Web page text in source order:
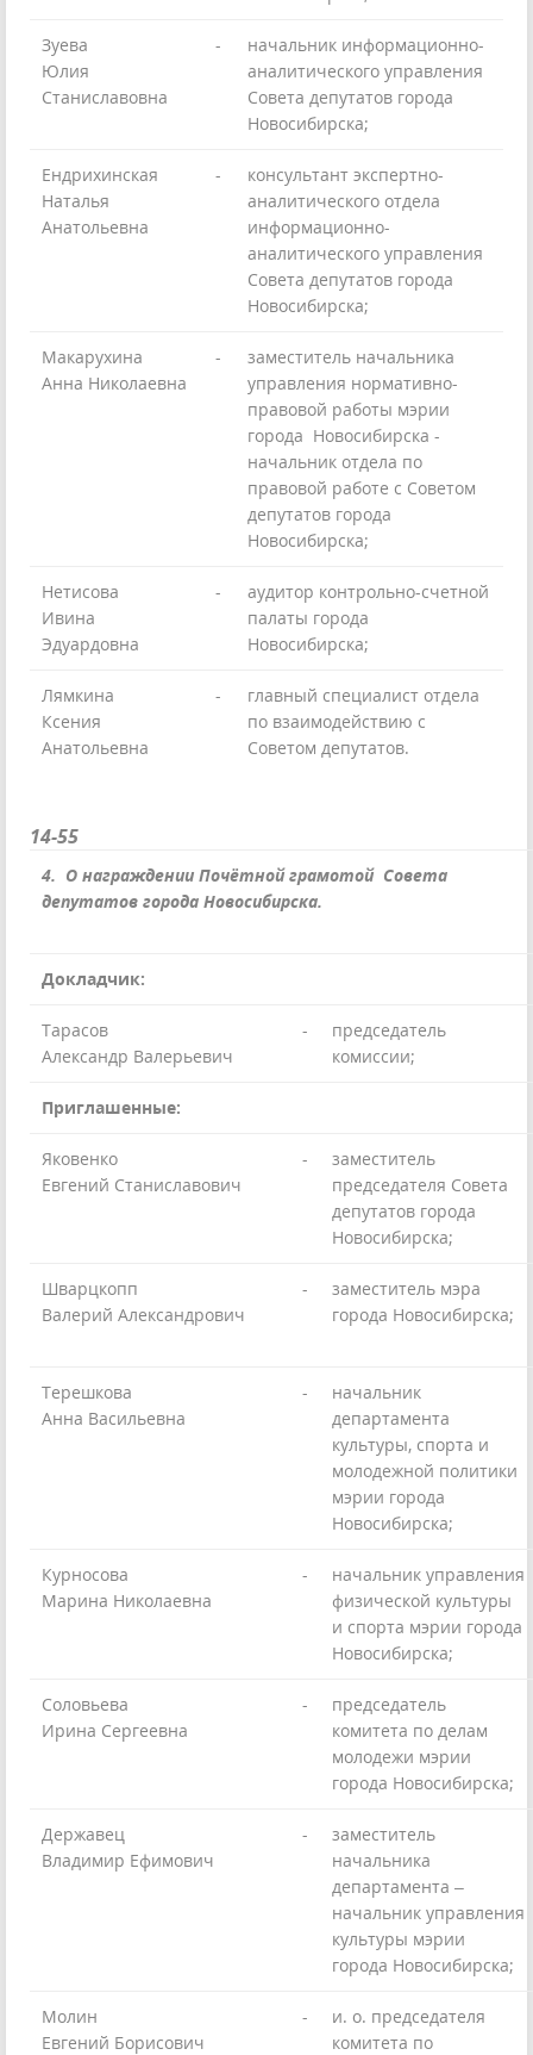
Зуева
Юлия
Станиславовна
-
начальник информационно-
аналитического управления
Совета депутатов города
Новосибирска;
Ендрихинская
Наталья
Анатольевна
-
консультант экспертно-
аналитического отдела
информационно-
аналитического управления
Совета депутатов города
Новосибирска;
Макарухина
Анна Николаевна
-
заместитель начальника
управления нормативно-
правовой работы мэрии
города Новосибирска -
начальник отдела по
правовой работе с Советом
депутатов города
Новосибирска;
Нетисова
Ивина
Эдуардовна
-
аудитор контрольно-счетной
палаты города
Новосибирска;
Лямкина
Ксения
Анатольевна
-
главный специалист отдела
по взаимодействию с
Советом депутатов.
14-55
4. О награждении Почётной грамотой Совета
депутатов города Новосибирска.
Докладчик:
Тарасов
Александр Валерьевич
-
председатель
комиссии;
Приглашенные:
Яковенко
Евгений Станиславович
-
заместитель
председателя Совета
депутатов города
Новосибирска;
Шварцкопп
Валерий Александрович
-
заместитель мэра
города Новосибирска;
Терешкова
Анна Васильевна
-
начальник
департамента
культуры, спорта и
молодежной политики
мэрии города
Новосибирска;
Курносова
Марина Николаевна
-
начальник управления
физической культуры
и спорта мэрии города
Новосибирска;
Соловьева
Ирина Сергеевна
-
председатель
комитета по делам
молодежи мэрии
города Новосибирска;
Державец
Владимир Ефимович
-
заместитель
начальника
департамента –
начальник управления
культуры мэрии
города Новосибирска;
Молин
Евгений Борисович
-
и. о. председателя
комитета по